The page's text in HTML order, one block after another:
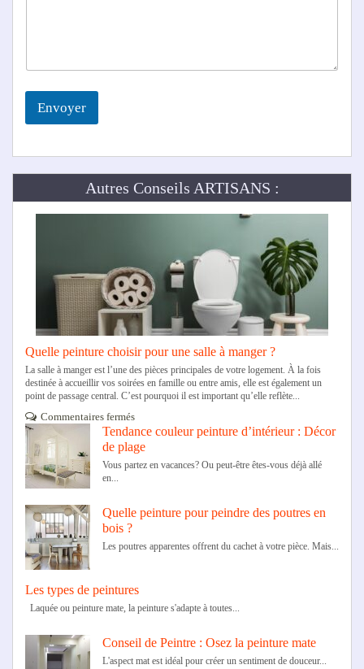
e
Envoyer
Autres Conseils ARTISANS :
Quelle peinture choisir pour une salle à manger ?
La salle à manger est l’une des pièces principales de votre logement. À la fois
destinée à accueillir vos soirées en famille ou entre amis, elle est également un
point de passage central. C’est pourquoi il est important qu’elle reflète...
Commentaires ferméssur
peinture
choisir
pour
une
?
Tendance couleur peinture d’intérieur : Décor
de plage
Vous partez en vacances? Ou peut-être êtes-vous déjà allé
en...
Quelle peinture pour peindre des poutres en
bois ?
Les poutres apparentes offrent du cachet à votre pièce. Mais...
Les types de peintures
Laquée ou peinture mate, la peinture s'adapte à toutes...
Conseil de Peintre : Osez la peinture mate
L'aspect mat est idéal pour créer un sentiment de douceur...